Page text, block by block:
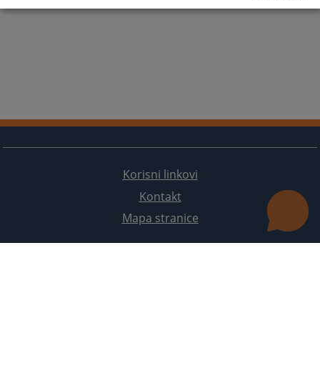
Korisni linkovi
Kontakt
Mapa stranice